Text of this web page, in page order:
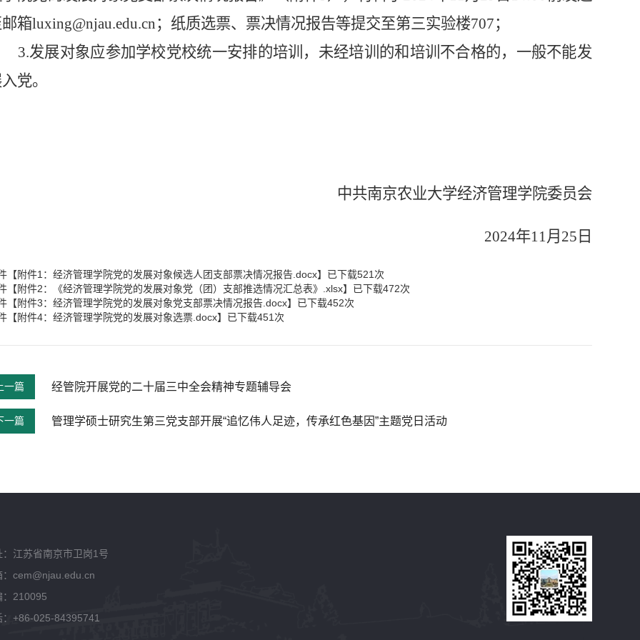
箱luxing@njau.edu.cn； 纸质选票、票决情况报告等提交至第三实验楼707；
3.发展对象应参加学校党校统一安排的培训，未经培训的和培训不合格的，一般不能发
党。
中共南京农业大学经济管理学院委员会
2024年11月25日
【附件1：经济管理学院党的发展对象候选人团支部票决情况报告.docx】已下载521 次
【附件2：《经济管理学院党的发展对象党（团）支部推选情况汇总表》.xlsx】已下载472次
【附件3：经济管理学院党的发展对象党支部票决情况报告.docx】已下载452次
【附件4：经济管理学院党的发展对象选票.docx】已下载451 次
上一篇 经管院开展党的二十届三中全会精神专题辅导会
一篇 管理学硕士研究生第三党支部开展“追忆伟人足迹，传承红色基因”主题党日活动
：江苏省南京市卫岗1号
：cem@njau.edu.cn
：210095
：+86-025-84395741